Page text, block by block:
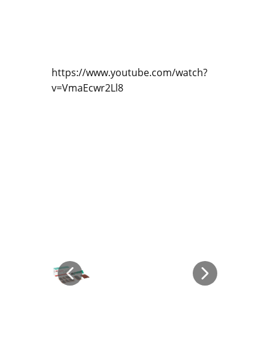
https://www.youtube.com/watch?
v=VmaEcwr2Ll8